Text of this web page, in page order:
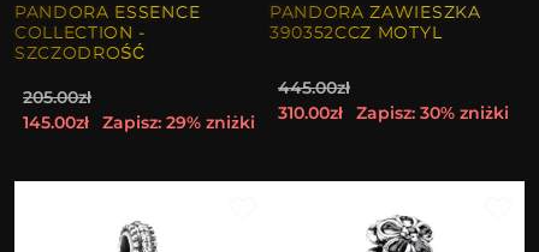
PANDORA ESSENCE
COLLECTION -
SZCZODROŚĆ
205.00zł
145.00zł
Zapisz: 29% zniżki
PANDORA ZAWIESZKA
390352CCZ MOTYL
445.00zł
310.00zł
Zapisz: 30% zniżki